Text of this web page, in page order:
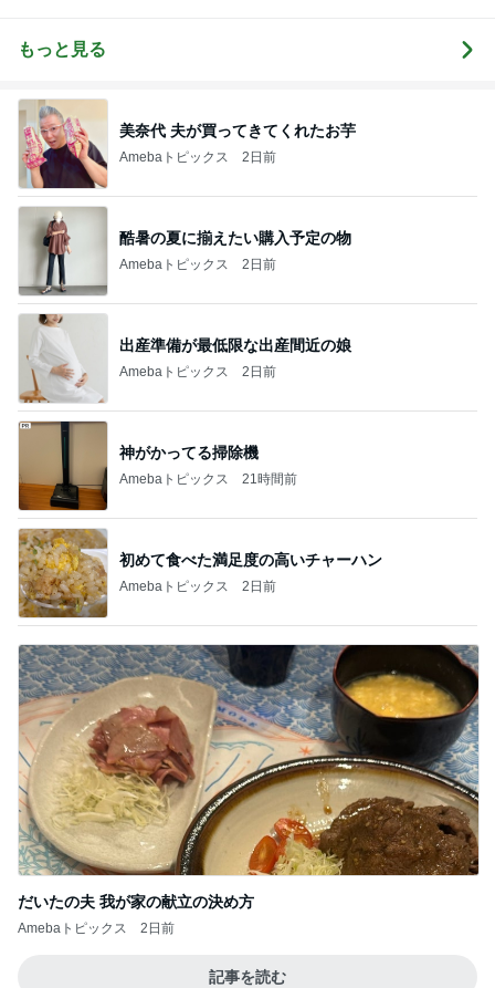
海地震と南海
トラフ地震は2
発者のつぶや
もっと見る
美奈代 夫が買ってきてくれたお芋
Amebaトピックス 2日前
酷暑の夏に揃えたい購入予定の物
Amebaトピックス 2日前
出産準備が最低限な出産間近の娘
Amebaトピックス 2日前
神がかってる掃除機
Amebaトピックス 21時間前
初めて食べた満足度の高いチャーハン
Amebaトピックス 2日前
だいたの夫 我が家の献立の決め方
Amebaトピックス 2日前
記事を読む